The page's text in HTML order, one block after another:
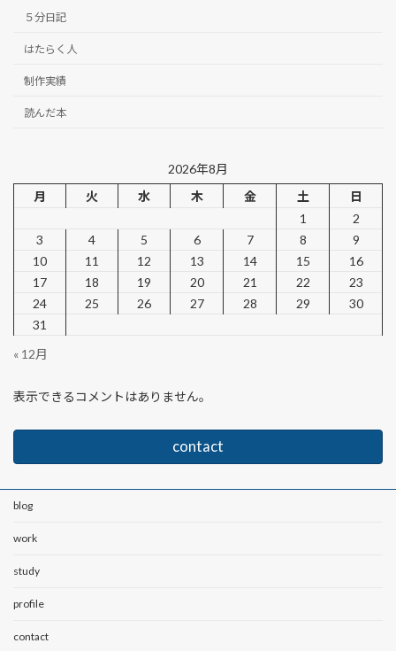
５分日記
はたらく人
制作実績
読んだ本
2026年8月
月
火 水 木 金 土
日
1
2
3
4 5 6 7 8
9
10
11 12 13 14 15
16
17
18 19 20 21 22
23
24
25 26 27 28 29
30
31
« 12月
表示できるコメントはありません。
contact
blog
work
study
profile
contact